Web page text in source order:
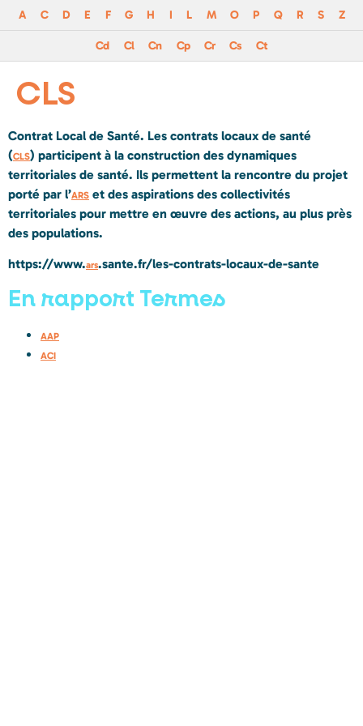
A C D E F G H I L M O P Q R S Z
Cd Cl Cn Cp Cr Cs Ct
CLS
Contrat Local de Santé. Les contrats locaux de santé
(CLS) participent à la construction des dynamiques
territoriales de santé. Ils permettent la rencontre du projet
porté par l’ARS et des aspirations des collectivités
territoriales pour mettre en œuvre des actions, au plus près
des populations.
https://www.ars.sante.fr/les-contrats-locaux-de-sante
En rapport Termes
AAP
ACI